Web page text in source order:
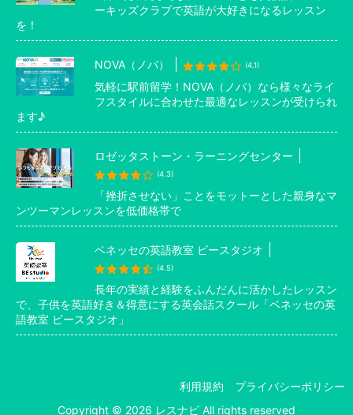
ーキッズクラブで英語が大好きになるレッスン
を！
NOVA（ノバ） (4.1)
気軽に駅前留学！NOVA（ノバ）なら様々なライ
フスタイルに合わせた最適なレッスンが受けられ
ます♪
ロゼッタストーン・ラーニングセンター
(4.3)
「挫折させない」ことをモットーとした親身なマ
ンツーマンレッスンを低価格帯で
ベネッセの英語教室 ビースタジオ
(4.5)
長年の実績と経験をふんだんに活かしたレッスン
で、子供を英語好き＆得意にする英会話スクール「ベネッセの英
語教室 ビースタジオ」
利用規約
プライバシーポリシー
Copyright © 2026 レスナビ All rights reserved